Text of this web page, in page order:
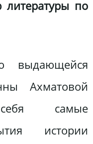
литературы по
выдающейся
Ахматовой
самые
истории